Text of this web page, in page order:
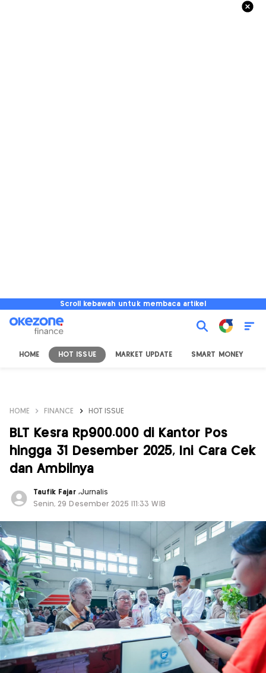
Scroll kebawah untuk membaca artikel
HOME HOT ISSUE MARKET UPDATE SMART MONEY
HOME FINANCE HOT ISSUE
BLT Kesra Rp900.000 di Kantor Pos
hingga 31 Desember 2025, Ini Cara Cek
dan Ambilnya
Taufik Fajar ,Jurnalis
Senin, 29 Desember 2025 |11:33 WIB